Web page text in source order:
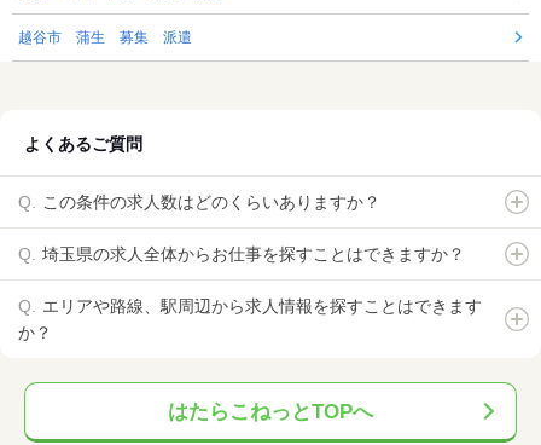
越谷市 蒲生 募集 派遣
よくあるご質問
この条件の求人数はどのくらいありますか？
埼玉県の求人全体からお仕事を探すことはできますか？
エリアや路線、駅周辺から求人情報を探すことはできます
か？
はたらこねっとTOPへ